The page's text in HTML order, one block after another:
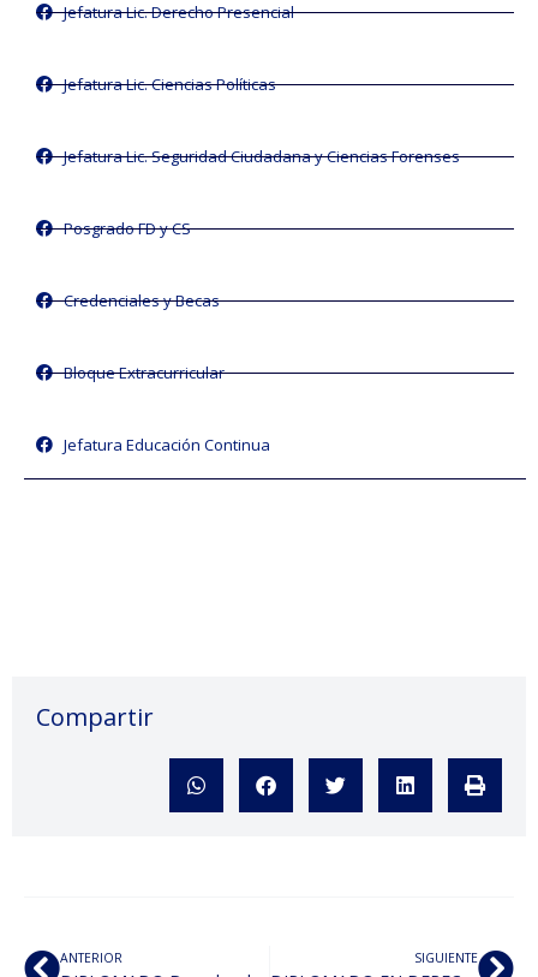
Jefatura Lic. Derecho Presencial
Jefatura Lic. Ciencias Políticas
Jefatura Lic. Seguridad Ciudadana y Ciencias Forenses
Posgrado FD y CS
Credenciales y Becas
Bloque Extracurricular
Jefatura Educación Continua
Compartir
ANTERIOR SIGUIENTE